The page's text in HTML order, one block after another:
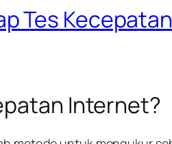
Tes
Internet?